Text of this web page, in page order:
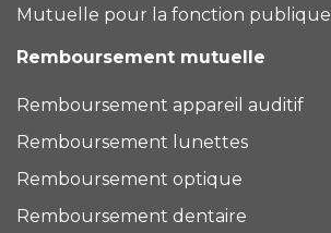
Mutuelle pour la fonction publique
Remboursement mutuelle
Remboursement appareil auditif
Remboursement lunettes
Remboursement optique
Remboursement dentaire